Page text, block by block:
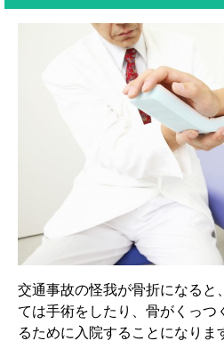
交通事故の怪我が骨折になると
ては手術をしたり、骨がくっつ
るために入院することになりま